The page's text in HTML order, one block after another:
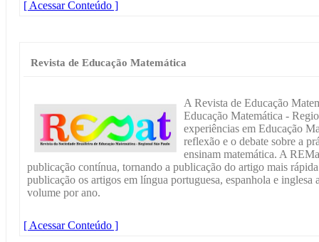
[ Acessar Conteúdo ]
Revista de Educação Matemática
A Revista de Educação
Educação Matemática -
experiências em Educação
reflexão e o debate sobre a
ensinam matemática. A
publicação contínua, tornando a publicação do artigo mais
publicação os artigos em língua portuguesa, espanhola e
volume por ano.
[ Acessar Conteúdo ]